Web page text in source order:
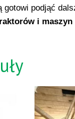
gotowi podjąć
i